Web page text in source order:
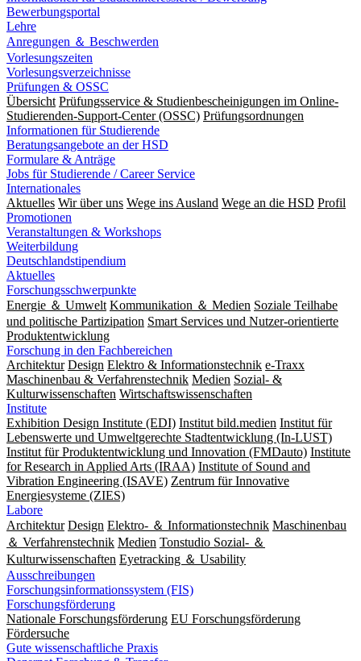
Bewerbungsportal
Lehre
Anregungen ＆ Beschwerden
Vorlesungszeiten
Vorlesungsverzeichnisse
Prüfungen & OSSC
Übersicht Prüfungsservice & Studienbescheinigungen im Online-
Studierenden-Support-Center (OSSC) Prüfungsordnungen
Informationen für Studierende
Beratungsangebote an der HSD
Formulare & Anträge
Jobs für Studierende / Career Service
Internationales
Aktuelles Wir über uns Wege ins Ausland Wege an die HSD Profil
Promotionen
Veranstaltungen & Workshops
Weiterbildung
Deutschlandstipendium
Aktuelles
Forschungsschwerpunkte
Energie ＆ Umwelt Kommunikation ＆ Medien Soziale Teilhabe
und politische Partizipation Smart Services und Nutzer-orientierte
Produktentwicklung
Forschung in den Fachbereichen
Architektur Design Elektro & Informationstechnik e-Traxx
Maschinenbau & Verfahrenstechnik Medien Sozial- &
Kulturwissenschaften Wirtschaftswissenschaften
Institute
Exhibition Design Institute (EDI) Institut bild.medien Institut für
Lebenswerte und Umweltgerechte Stadtentwicklung (In-LUST)
Institut für Produktentwicklung und Innovation (FMDauto) Institute
for Research in Applied Arts (IRAA) Institute of Sound and
Vibration Engineering (ISAVE) Zentrum für Innovative
Energiesysteme (ZIES)
Labore
Architektur Design Elektro- ＆ Informationstechnik Maschinenbau
＆ Verfahrenstechnik Medien Tonstudio Sozial- ＆
Kulturwissenschaften Eyetracking ＆ Usability
Ausschreibungen
Forschungsinformationssystem (FIS)
Forschungsförderung
Nationale Forschungsförderung EU Forschungsförderung
Fördersuche
Gute wissenschaftliche Praxis